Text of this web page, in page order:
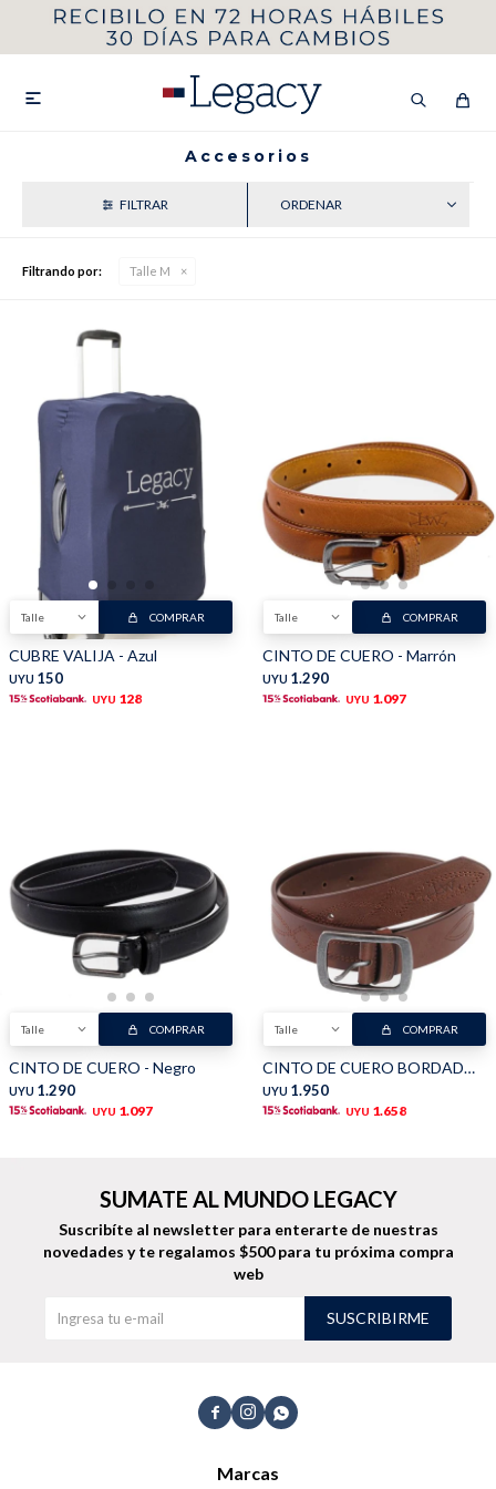

Accesorios
Filtrando por: Talle M
Talle COMPRAR
CUBRE VALIJA - Azul
UYU 150
UYU 128
Talle COMPRAR
CINTO DE CUERO - Marrón
UYU 1.290
UYU 1.097
Talle COMPRAR
CINTO DE CUERO - Negro
UYU 1.290
UYU 1.097
Talle COMPRAR
CINTO DE CUERO BORDADO - Marrón
UYU 1.950
UYU 1.658
  
Marcas
SUMATE AL MUNDO LEGACY
Suscribíte al newsletter para enterarte de nuestras
novedades y te regalamos $500 para tu próxima compra
web
SUSCRIBIRME
MI CUENTA
VER COLECCIÓN DE HOMBRE
Remeras
Buzos
Canguros Jeans
Shorts Trajes